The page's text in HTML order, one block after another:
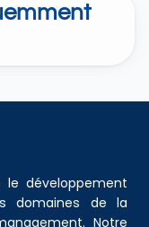
le développement
domaines de la
Notre